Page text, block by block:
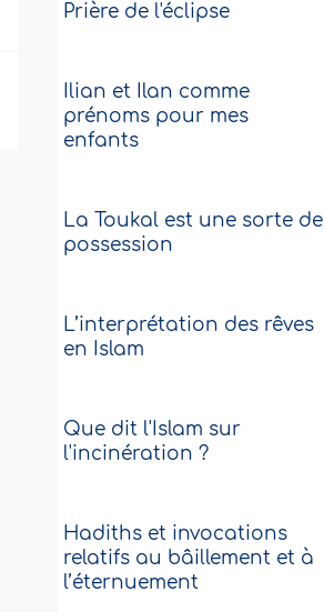
Prière de l'éclipse
Ilian et Ilan comme
prénoms pour mes
enfants
La Toukal est une sorte de
possession
L’interprétation des rêves
en Islam
Que dit l'Islam sur
l'incinération ?
Hadiths et invocations
relatifs au bâillement et à
l’éternuement